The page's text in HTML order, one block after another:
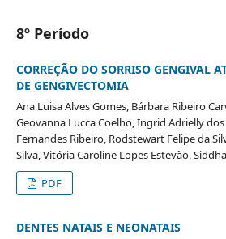
8º Período
CORREÇÃO DO SORRISO GENGIVAL
DE GENGIVECTOMIA
Ana Luisa Alves Gomes, Bárbara Ribeiro
Geovanna Lucca Coelho, Ingrid Adrielly
Fernandes Ribeiro, Rodstewart Felipe da
Silva, Vitória Caroline Lopes Estevão,
PDF
DENTES NATAIS E NEONATAIS